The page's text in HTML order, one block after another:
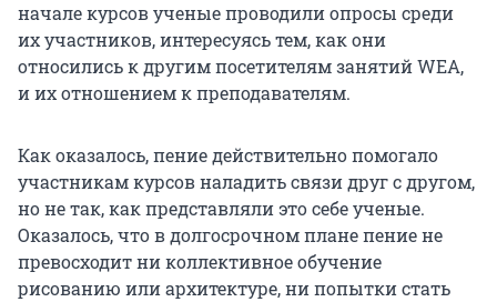
начале курсов ученые проводили опросы среди
их участников, интересуясь тем, как они
относились к другим посетителям занятий WEA,
и их отношением к преподавателям.
Как оказалось, пение действительно помогало
участникам курсов наладить связи друг с другом,
но не так, как представляли это себе ученые.
Оказалось, что в долгосрочном плане пение не
превосходит ни коллективное обучение
рисованию или архитектуре, ни попытки стать